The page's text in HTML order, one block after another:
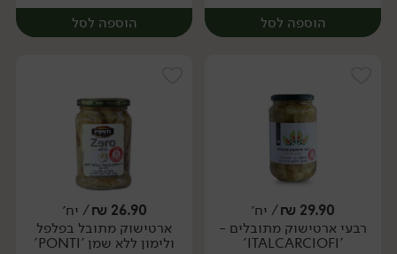
הוספה לסל
יח׳
הוספה לסל
יח׳
29.90
₪/ יח׳
רבעי ארטישוק מתובלים -
'ITALCARCIOFI'
26.90
₪/ יח׳
ארטישוק מתובל בפלפל
ולימון ללא שמן 'PONTI'